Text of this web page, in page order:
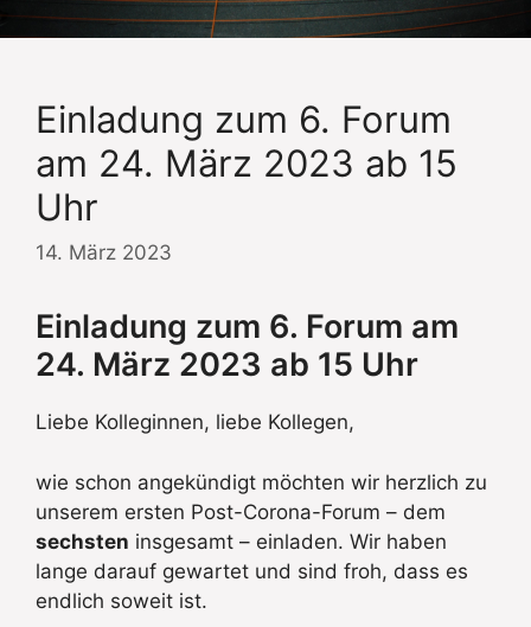
Einladung zum 6. Forum
am 24. März 2023 ab 15
Uhr
14. März 2023
Einladung zum 6. Forum am
24. März 2023 ab 15 Uhr
Liebe Kolleginnen, liebe Kollegen,
wie schon angekündigt möchten wir herzlich zu
unserem ersten Post-Corona-Forum – dem
sechsten insgesamt – einladen. Wir haben
lange darauf gewartet und sind froh, dass es
endlich soweit ist.